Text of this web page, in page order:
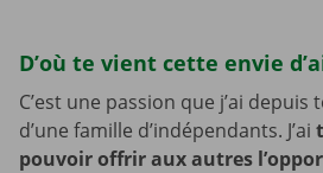
D’où te vient cette envie
C’est une passion que j’ai depuis
d’une famille d’indépendants. J’ai
pouvoir offrir aux autres